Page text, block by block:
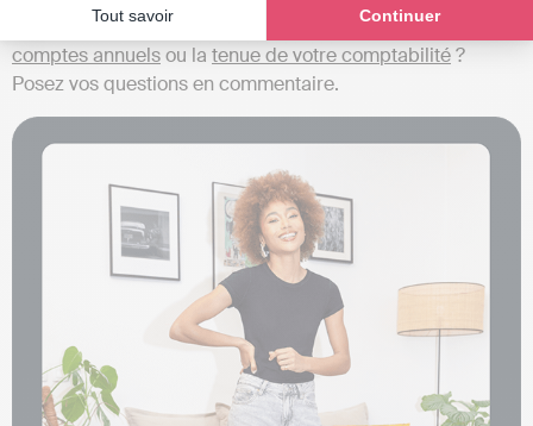
Tout savoir Continuer
Vous souhaitez en savoir plus sur le
bilan comptable
comptes annuelsou la tenue de votre comptabilité?
Posez vos questions en commentaire.